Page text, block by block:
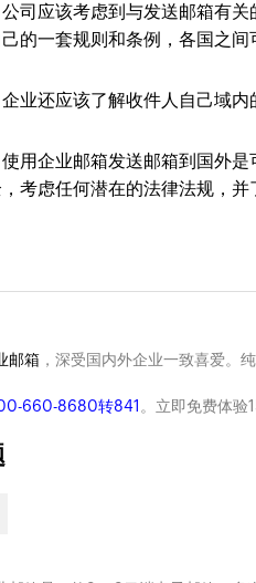
应该考虑到与发送邮箱有关
的一套规则和条例，各国之间
还应该了解收件人自己域内
企业邮箱发送邮箱到国外是
考虑任何潜在的法律法规，并
邮箱，深受国内外企业一致喜爱。
660-8680转841 。立即免费体验